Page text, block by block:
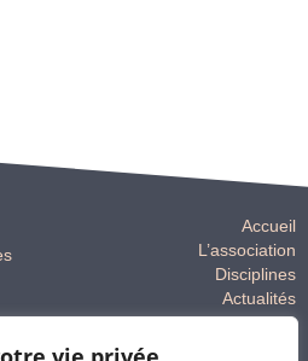
Accueil
L’association
Disciplines
Actualités
Galerie